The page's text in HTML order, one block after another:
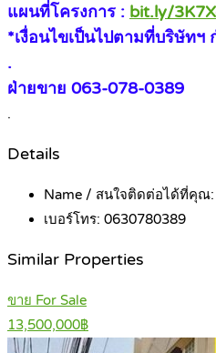
แผนที่โครงการ : bit.ly/
*เงื่อนไขเป็นไปตามที่บริษัทฯ
.
ฝ่ายขาย 063-078-0389
.
Details
Name / สนใจติดต่อได้ที่คุณ:
เบอร์โทร: 0630780389
Similar Properties
ขาย For Sale
13,500,000฿